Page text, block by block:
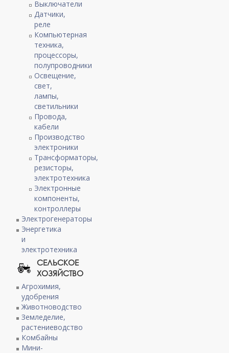
Выключатели
Датчики,
реле
Компьютерная
техника,
процессоры,
полупроводники
Освещение,
свет,
лампы,
светильники
Провода,
кабели
Производство
электроники
Трансформаторы,
резисторы,
электротехника
Электронные
компоненты,
контроллеры
Электрогенераторы
Энергетика
и
электротехника
СЕЛЬСКОЕ
ХОЗЯЙСТВО
Агрохимия,
удобрения
Животноводство
Земледелие,
растениеводство
Комбайны
Мини-